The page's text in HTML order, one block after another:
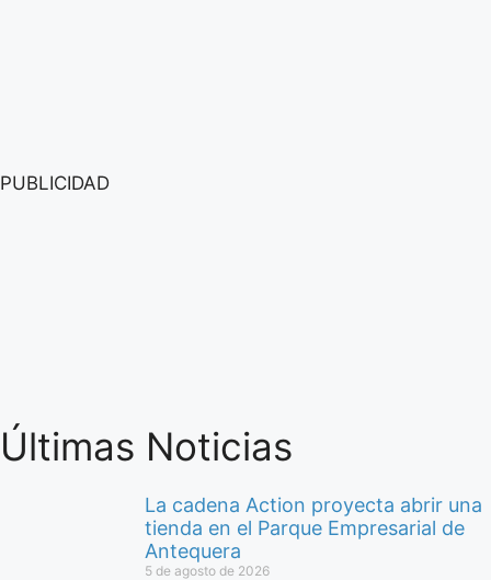
PUBLICIDAD
Últimas Noticias
La cadena Action proyecta abrir una
tienda en el Parque Empresarial de
Antequera
5 de agosto de 2026